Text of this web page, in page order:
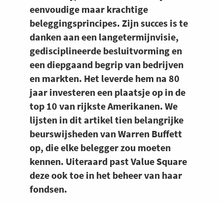
eenvoudige maar krachtige
beleggingsprincipes. Zijn succes is te
danken aan een langetermijnvisie,
gedisciplineerde besluitvorming en
een diepgaand begrip van bedrijven
en markten. Het leverde hem na 80
jaar investeren een plaatsje op in de
top 10 van rijkste Amerikanen. We
lijsten in dit artikel tien belangrijke
beurswijsheden van Warren Buffett
op, die elke belegger zou moeten
kennen. Uiteraard past Value Square
deze ook toe in het beheer van haar
fondsen.